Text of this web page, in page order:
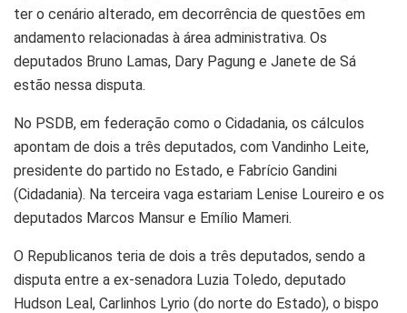
ter o cenário alterado, em decorrência de questões em
andamento relacionadas à área administrativa. Os
deputados Bruno Lamas, Dary Pagung e Janete de Sá
estão nessa disputa.
No PSDB, em federação como o Cidadania, os cálculos
apontam de dois a três deputados, com Vandinho Leite,
presidente do partido no Estado, e Fabrício Gandini
(Cidadania). Na terceira vaga estariam Lenise Loureiro e os
deputados Marcos Mansur e Emílio Mameri.
O Republicanos teria de dois a três deputados, sendo a
disputa entre a ex-senadora Luzia Toledo, deputado
Hudson Leal, Carlinhos Lyrio (do norte do Estado), o bispo